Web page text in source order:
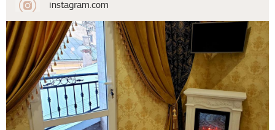
instagram.com